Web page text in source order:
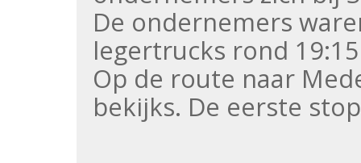
De ondernemers
legertrucks rond
Op de route naar
bekijks. De eerste